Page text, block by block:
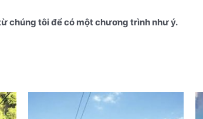
chúng tôi để có một chương trình như ý.